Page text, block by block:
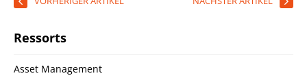
Ressorts
Asset Management